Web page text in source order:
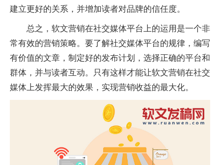
建立更好的关系，并增加读者对品牌的信任度。
总之，软文营销在社交媒体平台上的运用是一个非
常有效的营销策略。要了解社交媒体平台的规律，编写
有价值的文章，制定好的发布计划，选择正确的平台和
群体，并与读者互动。只有这样才能让软文营销在社交
媒体上发挥最大的效果，实现营销收益的最大化。